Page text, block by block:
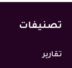
تصنيفات
تقارير